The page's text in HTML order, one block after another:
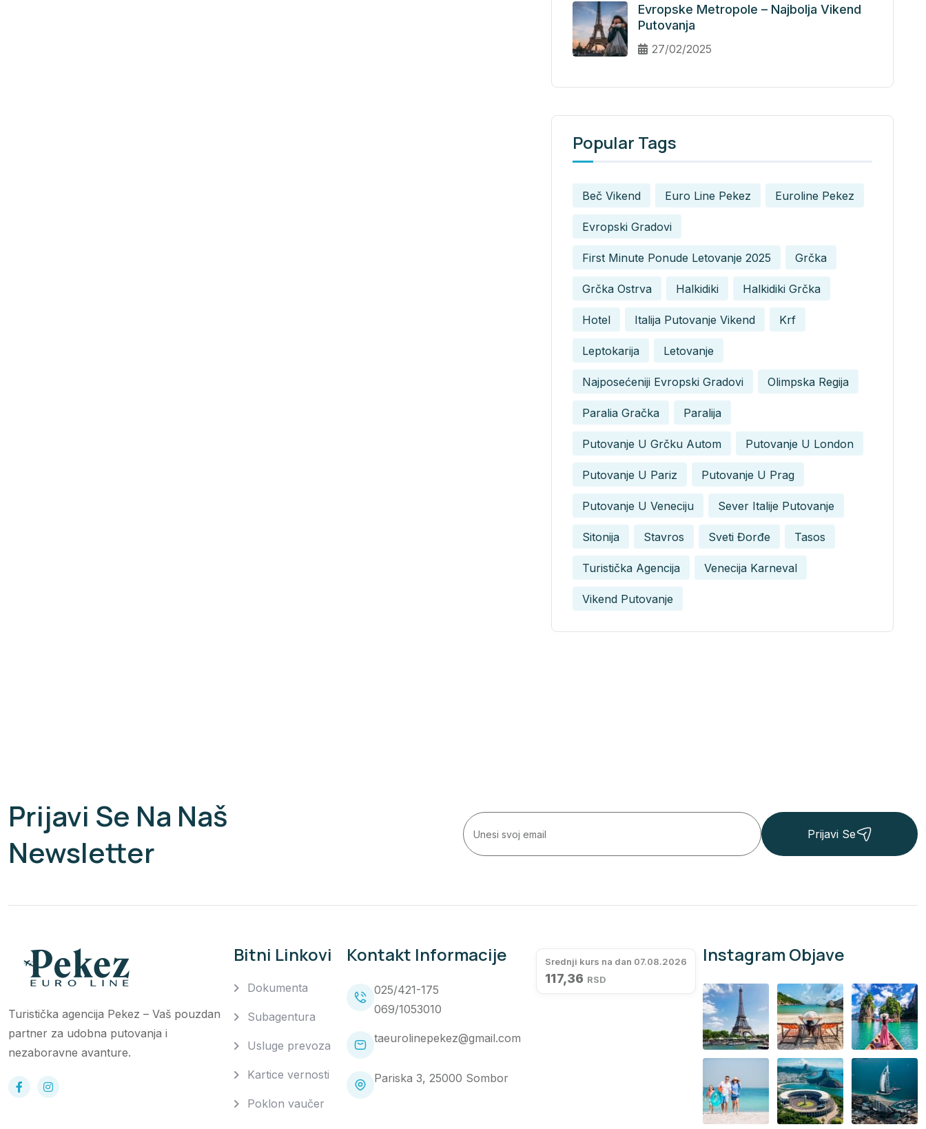
Evropske Metropole – Najbolja Vikend
Putovanja
27/02/2025
Popular Tags
Beč Vikend Euro Line Pekez Euroline Pekez
Evropski Gradovi
First Minute Ponude Letovanje 2025 Grčka
Grčka Ostrva Halkidiki Halkidiki Grčka
Hotel Italija Putovanje Vikend Krf
Leptokarija Letovanje
Najposećeniji Evropski Gradovi Olimpska Regija
Paralia Gračka Paralija
Putovanje U Grčku Autom Putovanje U London
Putovanje U Pariz Putovanje U Prag
Putovanje U Veneciju Sever Italije Putovanje
Sitonija Stavros Sveti Đorđe Tasos
Turistička Agencija Venecija Karneval
Vikend Putovanje
Prijavi Se Na Naš
Newsletter
Prijavi Se
Turistička agencija Pekez – Vaš pouzdan
partner za udobna putovanja i
nezaboravne avanture.
Bitni Linkovi
Dokumenta
Subagentura
Usluge prevoza
Kartice vernosti
Poklon vaučer
Kontakt Informacije
025/421-175
069/1053010
taeurolinepekez@gmail.com
Pariska 3, 25000 Sombor
Srednji kurs na dan 07.08.2026
117,36 RSD
Instagram Objave